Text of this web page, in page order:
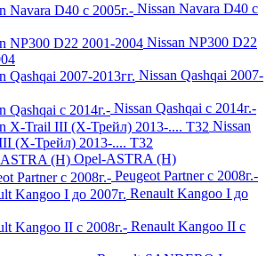
Nissan Navara D40 с
Nissan NP300 D22
Nissan Qashqai 2007-
Nissan Qashqai с 2014г.-
Nissan
(Х-Трейл) 2013-.... Т32
Opel-ASTRA (H)
Peugeot Partner с 2008г.-
Renault Kangoo I до
Renault Kangoo II с